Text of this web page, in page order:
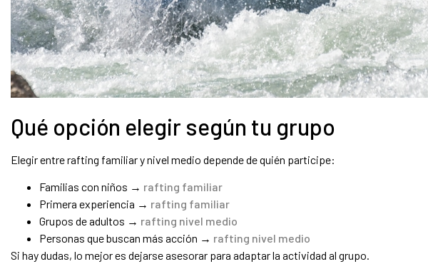
Qué opción elegir según tu grupo
Elegir entre rafting familiar y nivel medio depende de quién participe:
Familias con niños → rafting familiar
Primera experiencia → rafting familiar
Grupos de adultos → rafting nivel medio
Personas que buscan más acción → rafting nivel medio
Si hay dudas, lo mejor es dejarse asesorar para adaptar la actividad al grupo.